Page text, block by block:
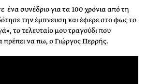
συνέδριο για τα 100 χρόνια από τη
την έμπνευση και έφερε στο φως το
το τελευταίο μου τραγούδι που
πρέπει να πω, ο Γιώργος Περρής.